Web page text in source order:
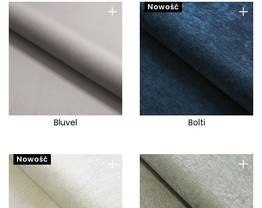
+
Bluvel
+
Nowość
Bolti
+
Nowość +